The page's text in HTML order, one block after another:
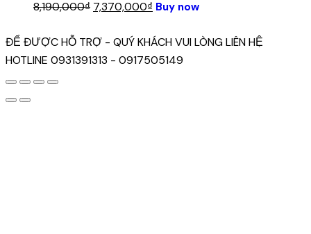
8,190,000₫ Original
was:
8,190,000₫.
7,370,000₫ Current
is:
7,370,000₫.
Buy now
ĐỂ ĐƯỢC HỖ TRỢ - QUÝ KHÁCH VUI LÒNG LIÊN HỆ
HOTLINE 0931391313 - 0917505149